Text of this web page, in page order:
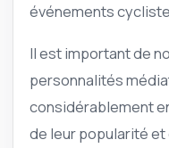
événements
Il est important de
personnalités
considérablement
de leur popularité et